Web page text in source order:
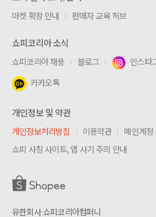
마켓 확장 안내 판매자 교육 허브
쇼피코리아 소식
쇼피코리아 채용 블로그 인스타
카카오톡
개인정보 및 약관
개인정보처리방침 이용약관
메인계정
쇼피 사칭 사이트, 앱 사기 주의 안내
유한회사 쇼피코리아컴퍼니